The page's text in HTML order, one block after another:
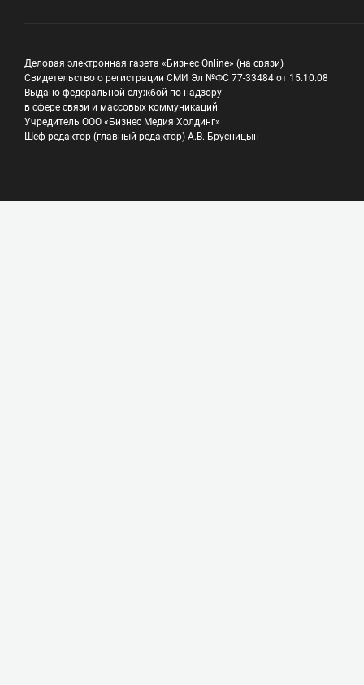
Деловая электронная газета «Бизнес Online» (на связи)
Свидетельство о регистрации СМИ Эл №ФС 77-33484 от 15.10.08
Выдано федеральной службой по надзору
в сфере связи и массовых коммуникаций
Учредитель ООО «Бизнес Медия Холдинг»
Шеф-редактор (главный редактор) А.В. Брусницын